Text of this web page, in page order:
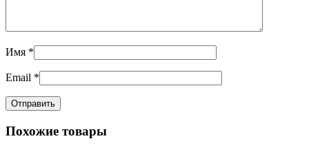
Имя *
Email *
Похожие товары